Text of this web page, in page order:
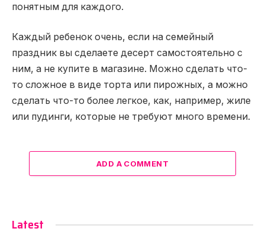
понятным для каждого.
Каждый ребенок очень, если на семейный
праздник вы сделаете десерт самостоятельно с
ним, а не купите в магазине. Можно сделать что-
то сложное в виде торта или пирожных, а можно
сделать что-то более легкое, как, например, жиле
или пудинги, которые не требуют много времени.
ADD A COMMENT
Latest